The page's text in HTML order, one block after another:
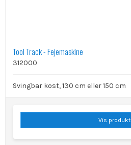
Tool Track - Fejemaskine
312000
Svingbar kost, 130 cm eller 150 cm
Vis produkt